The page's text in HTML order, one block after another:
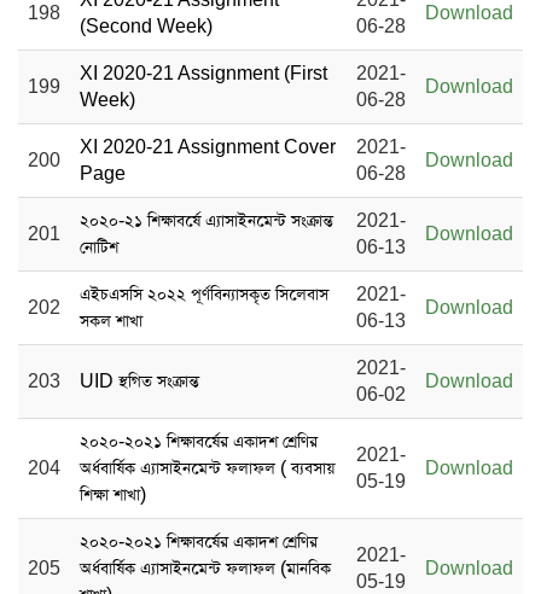
198
(Second Week)
06-28
Download
199
XI 2020-21 Assignment (First
Week)
2021-
06-28
Download
200
XI 2020-21 Assignment Cover
Page
2021-
06-28
Download
201
২০২০-২১ শিক্ষাবর্ষে এ্যাসাইনমেন্ট সংক্রান্ত
নোটিশ
2021-
06-13
Download
202
এইচএসসি ২০২২ পূর্ণবিন্যাসকৃত সিলেবাস
সকল শাখা
2021-
06-13
Download
203 UID স্থগিত সংক্রান্ত
2021-
06-02
Download
204
২০২০-২০২১ শিক্ষাবর্ষের একাদশ শ্রেণির
অর্ধবার্ষিক এ্যাসাইনমেন্ট ফলাফল ( ব্যবসায়
শিক্ষা শাখা)
2021-
05-19
Download
205
২০২০-২০২১ শিক্ষাবর্ষের একাদশ শ্রেণির
অর্ধবার্ষিক এ্যাসাইনমেন্ট ফলাফল (মানবিক
2021-
05-19
Download